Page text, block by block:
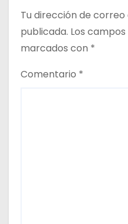
Tu dirección de
publicada. Los
marcados con *
Comentario *